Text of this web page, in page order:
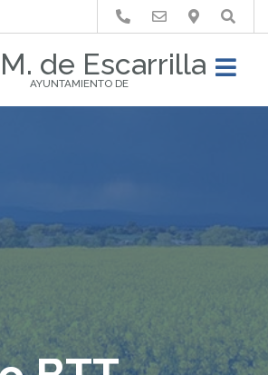
de Escarrilla
AYUNTAMIENTO DE
Buscar